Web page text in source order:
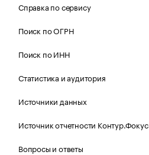
Справка по сервису
Поиск по ОГРН
Поиск по ИНН
Статистика и аудитория
Источники данных
Источник отчетности Контур.Фокус
Вопросы и ответы